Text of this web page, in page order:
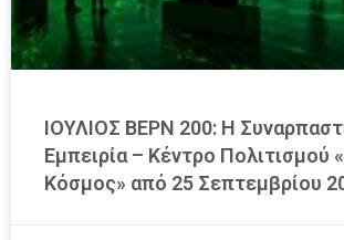
ΙΟΥΛΙΟΣ ΒΕΡΝ 200: Η
Εμπειρία – Κέντρο Πολιτισμού
Κόσμος» από 25 Σεπτεμβρίου